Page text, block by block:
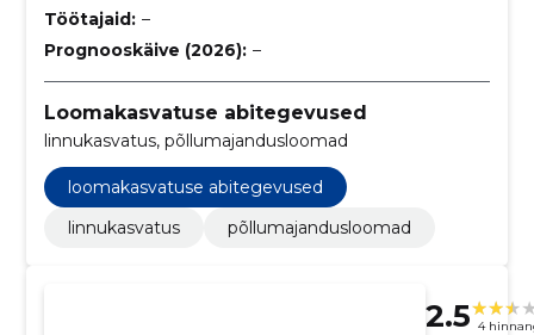
Töötajaid: –
Prognooskäive (2026): –
Loomakasvatuse abitegevused
linnukasvatus, põllumajandusloomad
loomakasvatuse abitegevused
linnukasvatus
põllumajandusloomad
2.5 4